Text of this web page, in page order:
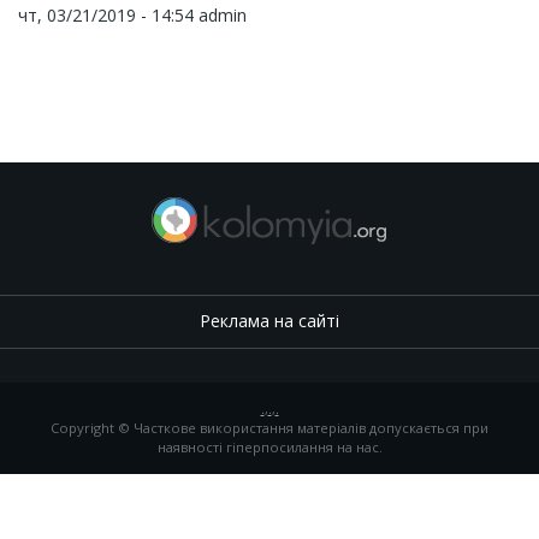
чт, 03/21/2019 - 14:54 admin
Реклама на сайті
.,.,.
Copyright © Часткове використання матеріалів допускається при
наявності гіперпосилання на нас.